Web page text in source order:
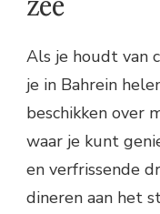
zee
Als je houdt van
je in Bahrein
beschikken over
waar je kunt
en verfrissende
dineren aan het